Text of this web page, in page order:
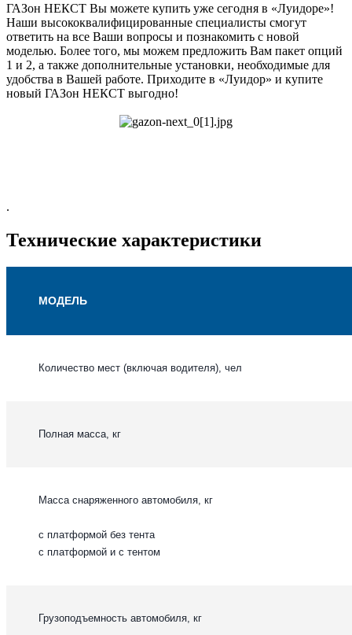
ГАЗон НЕКСТ Вы можете купить уже сегодня в «Луидоре»!
Наши высококвалифицированные специалисты смогут
ответить на все Ваши вопросы и познакомить с новой
моделью. Более того, мы можем предложить Вам пакет опций
1 и 2, а также дополнительные установки, необходимые для
удобства в Вашей работе. Приходите в «Луидор» и купите
новый ГАЗон НЕКСТ выгодно!
.
Технические характеристики
МОДЕЛЬ
Количество мест (включая водителя), чел
Полная масса, кг
Масса снаряженного автомобиля, кг
с платформой без тента
с платформой и с тентом
Грузоподъемность автомобиля, кг